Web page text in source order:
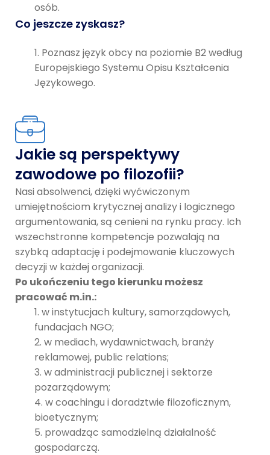
osób.
Co jeszcze zyskasz?
Poznasz język obcy na poziomie B2 według
Europejskiego Systemu Opisu Kształcenia
Językowego.
Jakie są perspektywy
zawodowe po filozofii?
Nasi absolwenci, dzięki wyćwiczonym
umiejętnościom krytycznej analizy i logicznego
argumentowania, są cenieni na rynku pracy. Ich
wszechstronne kompetencje pozwalają na
szybką adaptację i podejmowanie kluczowych
decyzji w każdej organizacji.
Po ukończeniu tego kierunku możesz
pracować m.in.:
w instytucjach kultury, samorządowych,
fundacjach NGO;
w mediach, wydawnictwach, branży
reklamowej, public relations;
w administracji publicznej i sektorze
pozarządowym;
w coachingu i doradztwie filozoficznym,
bioetycznym;
prowadząc samodzielną działalność
gospodarczą.